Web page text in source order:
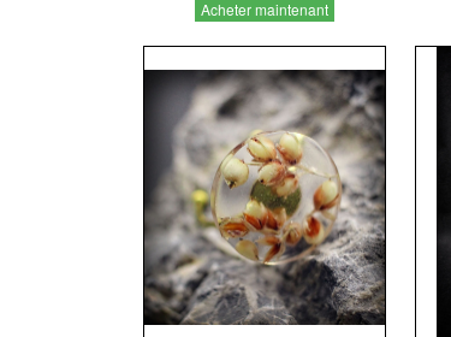
Acheter maintenant